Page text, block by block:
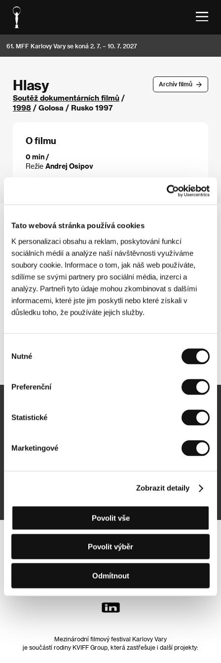
Tato webová stránka používá cookies
K personalizaci obsahu a reklam, poskytování funkcí
sociálních médií a analýze naší návštěvnosti využíváme
soubory cookie. Informace o tom, jak náš web používáte,
sdílíme se svými partnery pro sociální média, inzerci a
analýzy. Partneři tyto údaje mohou zkombinovat s dalšími
informacemi, které jste jim poskytli nebo které získali v
důsledku toho, že používáte jejich služby.
souhlasu
Nutné
Preferenční
Statistické
Marketingové
Zobrazit detaily
Povolit vše
Povolit výběr
Odmítnout
61. MFF Karlovy Vary se koná 2. 7. – 10. 7. 2027
Archív filmů
Hlasy
Soutěž dokumentárních filmů /
1998 / Golosa / Rusko 1997
O filmu
0 min /
Režie Andrej Osipov
Sledujte nás na síti:
Mezinárodní filmový festival Karlovy Vary
je součástí rodiny KVIFF Group, která zastřešuje i další projekty: